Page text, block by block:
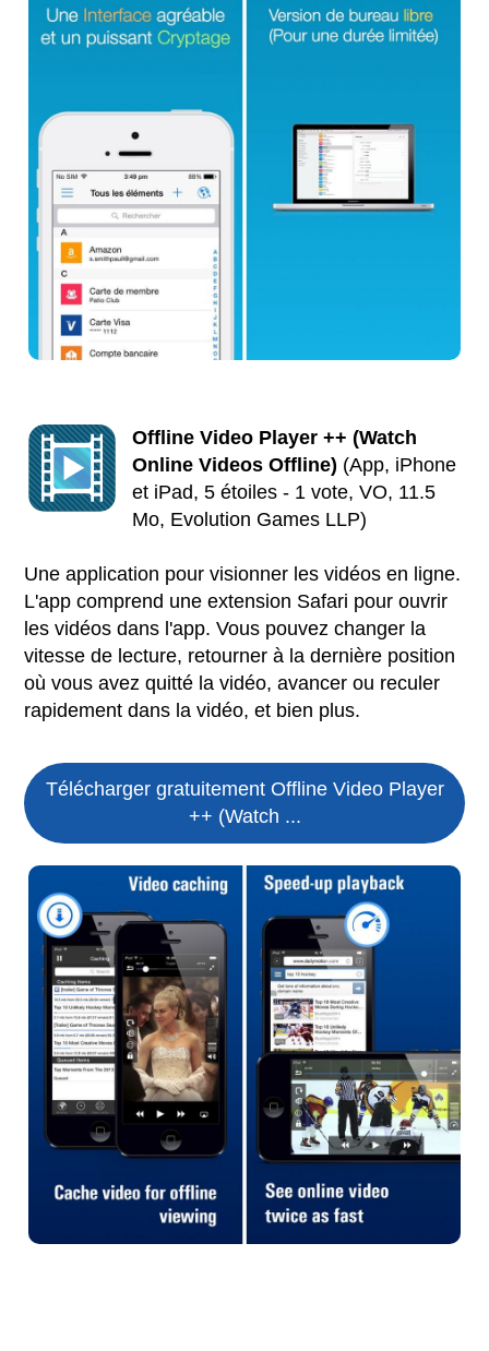
Offline Video Player ++ (Watch
Online Videos Offline) (App, iPhone
et iPad, 5 étoiles - 1 vote, VO, 11.5
Mo, Evolution Games LLP)
Une application pour visionner les vidéos en ligne.
L'app comprend une extension Safari pour ouvrir
les vidéos dans l'app. Vous pouvez changer la
vitesse de lecture, retourner à la dernière position
où vous avez quitté la vidéo, avancer ou reculer
rapidement dans la vidéo, et bien plus.
Télécharger gratuitement Offline Video Player
++ (Watch ...